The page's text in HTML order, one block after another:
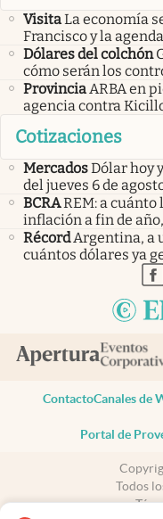
VisitaLa economía
Francisco y la
Dólares del colchón
cómo serán los
ProvinciaARBA en
agencia contra
Cotizaciones
MercadosDólar hoy
del jueves 6 de
BCRAREM: a cuánto
inflación a fin de
Récord Argentina, a
cuántos dólares ya
ContactoCanales de
Portal de
Todos